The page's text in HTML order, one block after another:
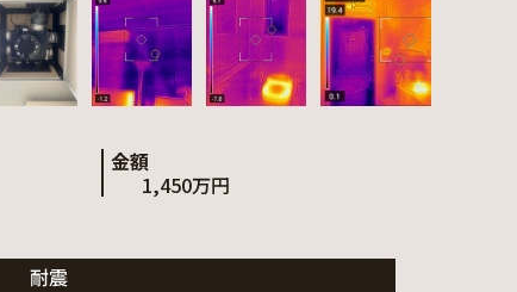
金額
1,450万円
耐震